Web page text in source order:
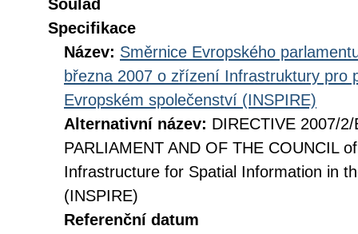
Soulad
Specifikace
Název: Směrnice Evropského
března 2007 o zřízení Infrastruktury pro
Evropském společenství (INSPIRE)
Alternativní název: DIRECTIVE 2007/
PARLIAMENT AND OF THE COUNCIL
Infrastructure for Spatial Information in
(INSPIRE)
Referenční datum